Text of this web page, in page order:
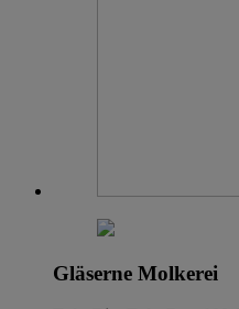
Gläserne Molkerei